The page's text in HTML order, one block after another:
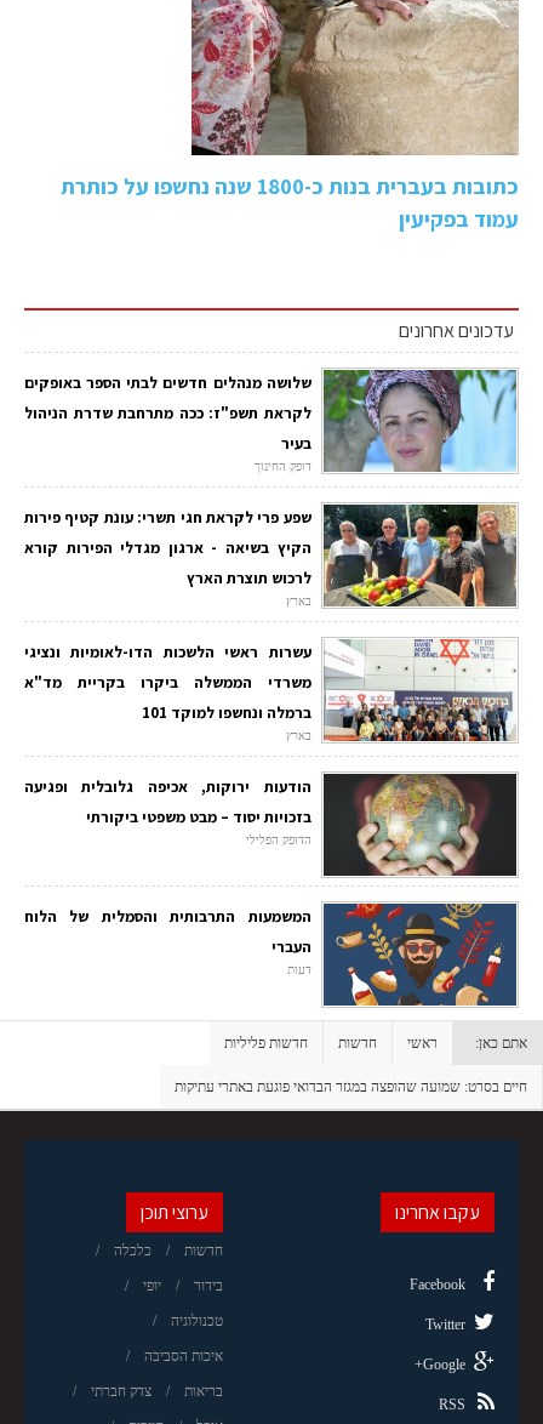
כתובות בעברית בנות כ-1800 שנה נחשפו על כותרת
עמוד בפקיעין
עדכונים אחרונים
שלושה מנהלים חדשים לבתי הספר באופקים
לקראת תשפ"ז: ככה מתרחבת שדרת הניהול
בעיר
דופק החינוך
שפע פרי לקראת חגי תשרי: עונת קטיף פירות
הקיץ בשיאה - ארגון מגדלי הפירות קורא
לרכוש תוצרת הארץ
בארץ
עשרות ראשי הלשכות הדו-לאומיות ונציגי
משרדי הממשלה ביקרו בקריית מד"א
ברמלה ונחשפו למוקד 101
בארץ
הודעות ירוקות, אכיפה גלובלית ופגיעה
בזכויות יסוד – מבט משפטי ביקורתי
הדופק הפלילי
המשמעות התרבותית והסמלית של הלוח
העברי
דעות
אתם כאן: ראשי חדשות חדשות פליליות
חיים בסרט: שמועה שהופצה במגזר הבדואי פוגעת באתרי עתיקות
ערוצי תוכן
חדשות כלכלה
בידור יופי
טכנולוגיה
איכות הסביבה
בריאות צדק חברתי
עקבו אחרינו
Facebook
Twitter
Google+
RSS